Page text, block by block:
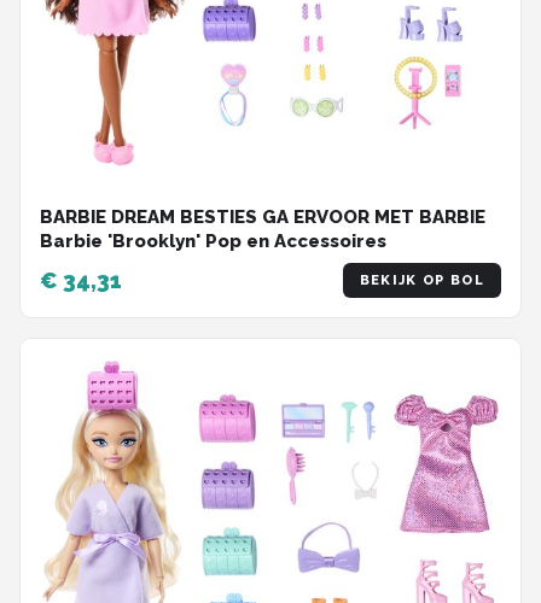
BARBIE DREAM BESTIES GA ERVOOR MET BARBIE
Barbie 'Brooklyn' Pop en Accessoires
€ 34,31 BEKIJK OP BOL